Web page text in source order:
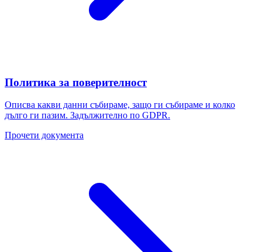
Политика за поверителност
Описва какви данни събираме, защо ги събираме и колко
дълго ги пазим. Задължително по GDPR.
Прочети документа